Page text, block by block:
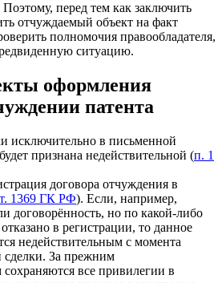
перед тем как заключить
отчуждаемый объект на факт
полномочия правообладателя,
ситуацию.
оформления
патента
исключительно в письменной
признана недействительной (п. 1
договора отчуждения в
1369 ГК РФ). Если, например,
договорённость, но по какой-либо
в регистрации, то данное
недействительным с момента
сделки. За прежним
сохраняются все привилегии в